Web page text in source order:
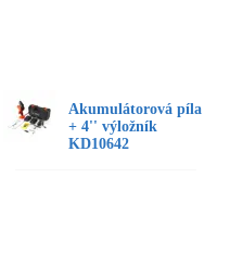
Akumulátorová píla
+ 4'' výložník
KD10642